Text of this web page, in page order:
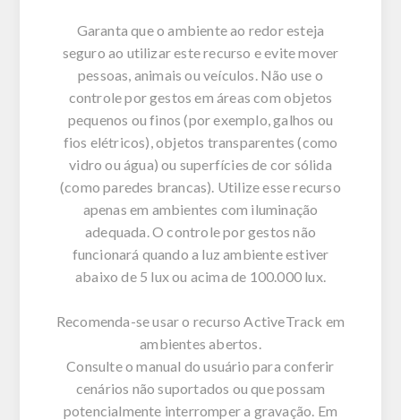
Garanta que o ambiente ao redor esteja
seguro ao utilizar este recurso e evite mover
pessoas, animais ou veículos. Não use o
controle por gestos em áreas com objetos
pequenos ou finos (por exemplo, galhos ou
fios elétricos), objetos transparentes (como
vidro ou água) ou superfícies de cor sólida
(como paredes brancas). Utilize esse recurso
apenas em ambientes com iluminação
adequada. O controle por gestos não
funcionará quando a luz ambiente estiver
abaixo de 5 lux ou acima de 100.000 lux.
Recomenda-se usar o recurso ActiveTrack em
ambientes abertos.
Consulte o manual do usuário para conferir
cenários não suportados ou que possam
potencialmente interromper a gravação. Em